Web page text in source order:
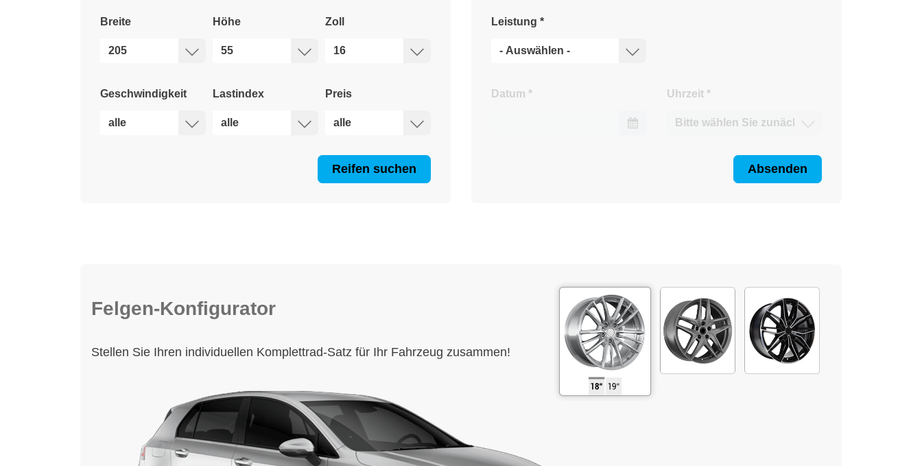
Breite Höhe Zoll
Geschwindigkeit Lastindex Preis
Reifen suchen
Leistung *
Datum * Uhrzeit *
Absenden
Felgen-Konfigurator
Stellen Sie Ihren individuellen Komplettrad-Satz für Ihr Fahrzeug zusammen!